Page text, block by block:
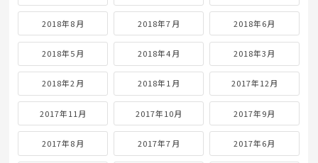
2018年8月 2018年7月 2018年6月
2018年5月 2018年4月 2018年3月
2018年2月 2018年1月 2017年12月
2017年11月 2017年10月 2017年9月
2017年8月 2017年7月 2017年6月